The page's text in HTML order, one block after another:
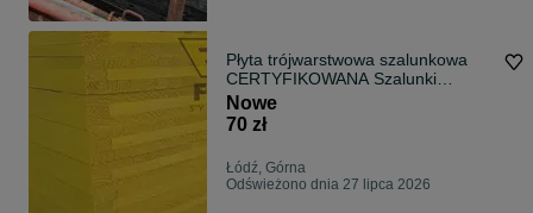
Płyta trójwarstwowa szalunkowa
CERTYFIKOWANA Szalunki
Stemple
Nowe
70 zł
Łódź, Górna
Odświeżono dnia 27 lipca 2026